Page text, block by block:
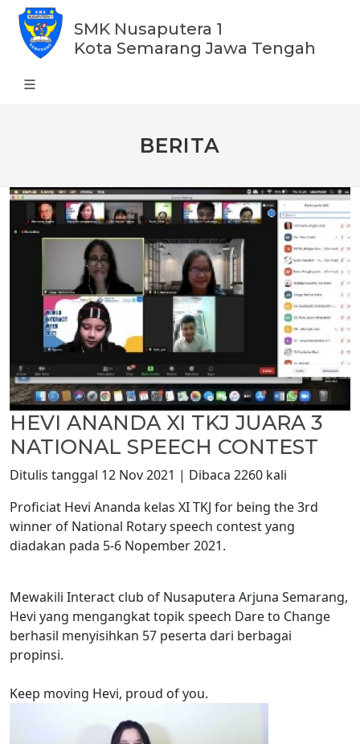
SMK Nusaputera 1
Kota Semarang Jawa Tengah
BERITA
HEVI ANANDA XI TKJ JUARA 3
NATIONAL SPEECH CONTEST
Ditulis tanggal 12 Nov 2021 | Dibaca 2260 kali
Proficiat Hevi Ananda kelas XI TKJ for being the 3rd
winner of National Rotary speech contest yang
diadakan pada 5-6 Nopember 2021.
Mewakili Interact club of Nusaputera Arjuna Semarang,
Hevi yang mengangkat topik speech Dare to Change
berhasil menyisihkan 57 peserta dari berbagai
propinsi.
Keep moving Hevi, proud of you.